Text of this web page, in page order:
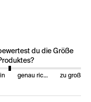
du die Größe
genau richtig zu groß